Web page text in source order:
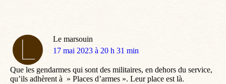
Le marsouin
dit
17 mai 2023 à 20 h 31 min
Que les gendarmes qui sont des militaires, en dehors du service,
qu’ils adhèrent à » Places d’armes ». Leur place est là.